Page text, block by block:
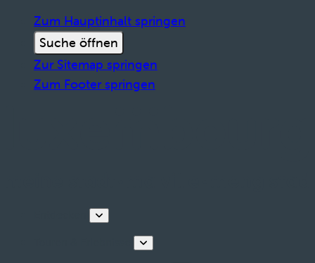
Zum Hauptinhalt springen
Suche öffnen
Zur Sitemap springen
Zum Footer springen